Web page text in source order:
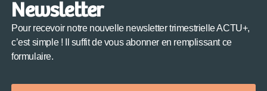
Newsletter
Pour recevoir notre nouvelle newsletter trimestrielle ACTU+,
c’est simple ! Il suffit de vous abonner en remplissant ce
formulaire.